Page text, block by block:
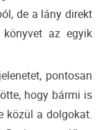
de a lány direkt
az egyik
pontosan
hogy bármi is
közül a dolgokat.